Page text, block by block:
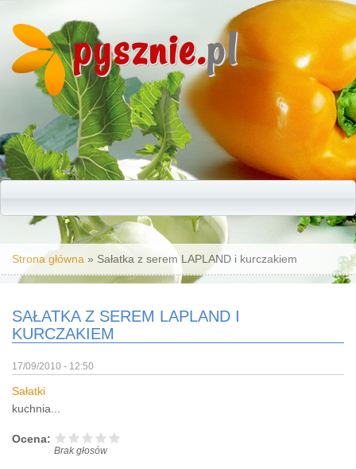
pysznie.pl
Jesteś tutaj
Strona główna » Sałatka z serem LAPLAND i kurczakiem
SAŁATKA Z SEREM LAPLAND I
KURCZAKIEM
17/09/2010 - 12:50
Sałatki
kuchnia...
Ocena:
Brak głosów